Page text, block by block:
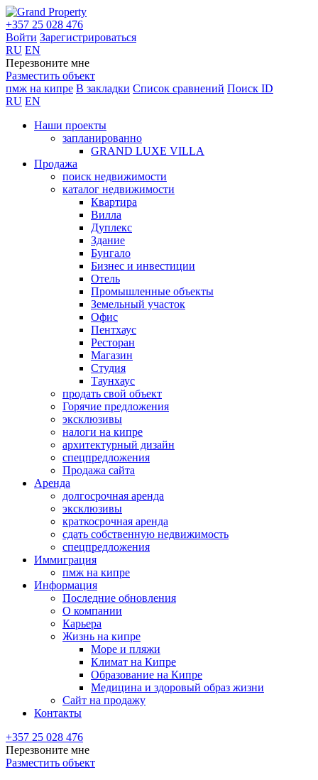
+357 25 028 476
Войти Зарегистрироваться
RU EN
Перезвоните мне
Разместить объект
пмж на кипре В закладки Список сравнений Поиск ID
RU EN
Наши проекты
запланированно
GRAND LUXE VILLA
Продажа
поиск недвижимости
каталог недвижимости
Квартира
Вилла
Дуплекс
Здание
Бунгало
Бизнес и инвестиции
Отель
Промышленные объекты
Земельный участок
Офис
Пентхаус
Ресторан
Магазин
Студия
Таунхаус
продать свой объект
Горячие предложения
эксклюзивы
налоги на кипре
архитектурный дизайн
спецпредложения
Продажа сайта
Аренда
долгосрочная аренда
эксклюзивы
краткосрочная аренда
сдать собственную недвижимость
спецпредложения
Иммиграция
пмж на кипре
Информация
Последние обновления
О компании
Карьера
Жизнь на кипре
Море и пляжи
Климат на Кипре
Образование на Кипре
Медицина и здоровый образ жизни
Сайт на продажу
Контакты
+357 25 028 476
Перезвоните мне
Разместить объект